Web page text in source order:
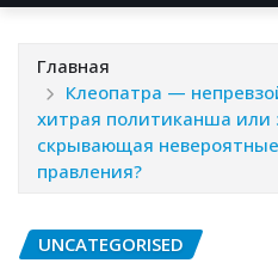
Главная
Клеопатра —
хитрая политиканша или
скрывающая
правления?
UNCATEGORISED